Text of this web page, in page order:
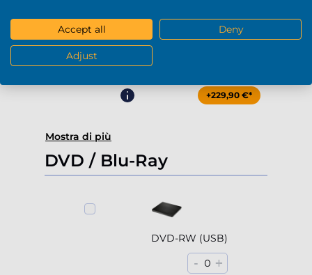
4000Gb HDD 7200rpm (3.5'')
+229,90 €*
Mostra di più
DVD / Blu-Ray
DVD-RW (USB)
- 0 +
Accept all Deny
Adjust